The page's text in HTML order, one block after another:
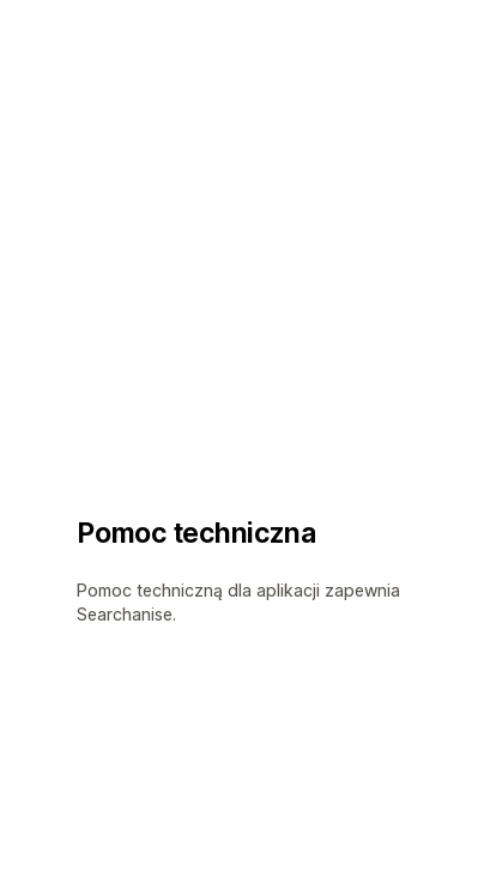
Pomoc techniczna
Pomoc techniczną dla aplikacji zapewnia
Searchanise.